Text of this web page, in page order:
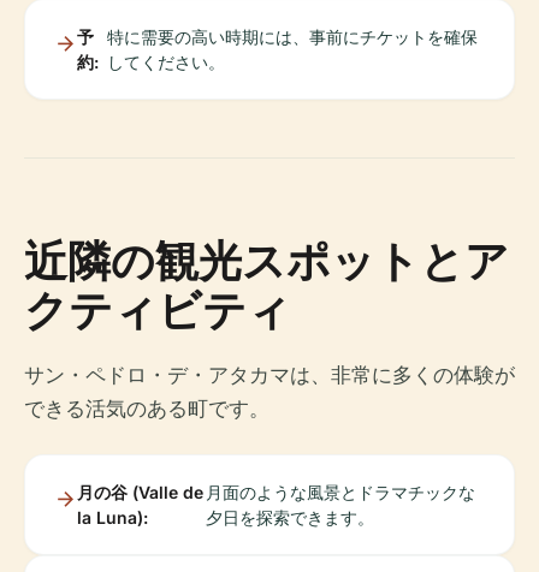
予
約:
特に需要の高い時期には、事前にチケットを確保
してください。
近隣の観光スポットとア
クティビティ
サン・ペドロ・デ・アタカマは、非常に多くの体験が
できる活気のある町です。
月の谷 (Valle de
la Luna):
月面のような風景とドラマチックな
夕日を探索できます。